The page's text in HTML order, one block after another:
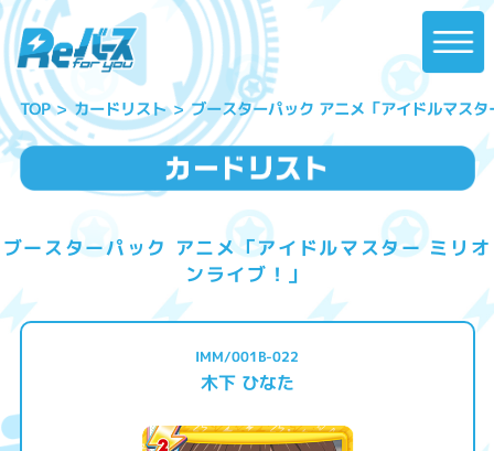
TOP カードリスト ブースターパック アニメ「アイドルマス
ブースターパック アニメ「アイドルマスター ミリオ
ンライブ！」
IMM/001B-022
木下 ひなた